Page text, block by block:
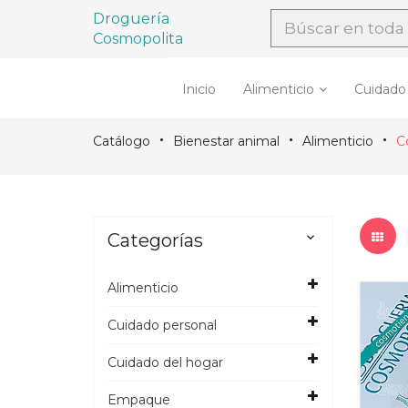
Droguería
Cosmopolita
Inicio Alimenticio
Catálogo Bienestar animal Alimenticio
Categorías 
Alimenticio
Cuidado personal
Cuidado del hogar
Empaque